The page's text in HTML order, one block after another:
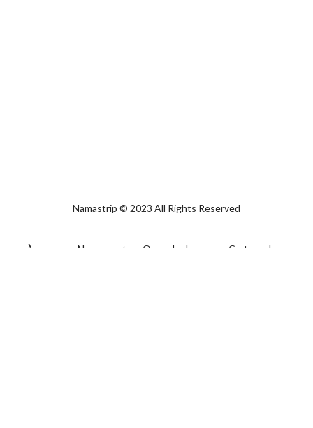
Namastrip © 2023 All Rights Reserved
À propos Nos experts On parle de nous
Carte cadeau